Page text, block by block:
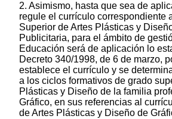
2. Asimismo, hasta que sea de
regule el currículo correspondiente
Superior de Artes Plásticas y
Publicitaria, para el ámbito de
Educación será de aplicación lo
Decreto 340/1998, de 6 de marzo,
establece el currículo y se
a los ciclos formativos de grado
Plásticas y Diseño de la familia
Gráfico, en sus referencias al
de Artes Plásticas y Diseño de